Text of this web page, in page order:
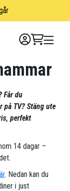
Får du
TV? Stäng ute
perfekt
14 dagar –
. Nedan kan du
i just